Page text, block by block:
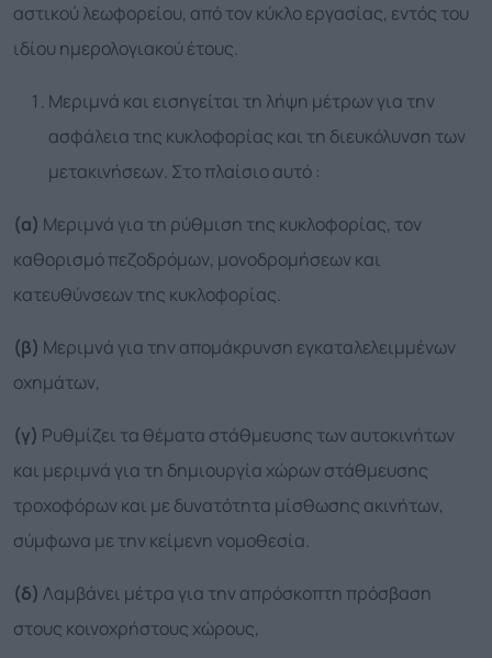
αστικού λεωφορείου, από τον κύκλο εργασίας, εντός του
ιδίου ημερολογιακού έτους.
Μεριμνά και εισηγείται τη λήψη μέτρων για την
ασφάλεια της κυκλοφορίας και τη διευκόλυνση των
μετακινήσεων. Στο πλαίσιο αυτό :
(α) Μεριμνά για τη ρύθμιση της κυκλοφορίας, τον
καθορισμό πεζοδρόμων, μονοδρομήσεων και
κατευθύνσεων της κυκλοφορίας.
(β) Μεριμνά για την απομάκρυνση εγκαταλελειμμένων
οχημάτων,
(γ) Ρυθμίζει τα θέματα στάθμευσης των αυτοκινήτων
και μεριμνά για τη δημιουργία χώρων στάθμευσης
τροχοφόρων και με δυνατότητα μίσθωσης ακινήτων,
σύμφωνα με την κείμενη νομοθεσία.
(δ) Λαμβάνει μέτρα για την απρόσκοπτη πρόσβαση
στους κοινοχρήστους χώρους,